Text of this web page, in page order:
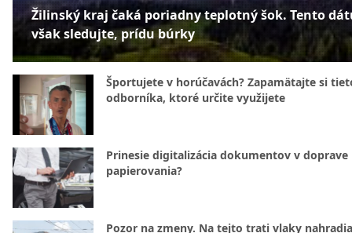
Žilinský kraj čaká poriadny teplotný šok. Tento
však sledujte, prídu búrky
Športujete v horúčavách? Zapamätajte si
odborníka, ktoré určite využijete
Prinesie digitalizácia dokumentov v doprave
papierovania?
Pozor na zmeny. Na tejto trati vlaky nahradia